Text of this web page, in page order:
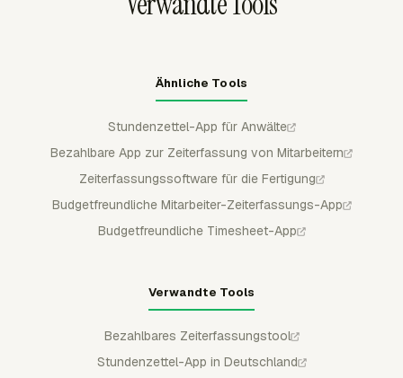
Ähnliche Tools
Stundenzettel-App für Anwälte
Bezahlbare App zur Zeiterfassung von Mitarbeitern
Zeiterfassungssoftware für die Fertigung
Budgetfreundliche Mitarbeiter-Zeiterfassungs-App
Budgetfreundliche Timesheet-App
Verwandte Tools
Bezahlbares Zeiterfassungstool
Stundenzettel-App in Deutschland